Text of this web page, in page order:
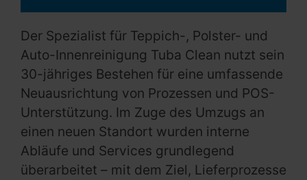
Der Spezialist für Teppich-, Polster- und
Auto-Innenreinigung Tuba Clean nutzt sein
30-jähriges Bestehen für eine umfassende
Neuausrichtung von Prozessen und POS-
Unterstützung. Im Zuge des Umzugs an
einen neuen Standort wurden interne
Abläufe und Services grundlegend
überarbeitet – mit dem Ziel, Lieferprozesse